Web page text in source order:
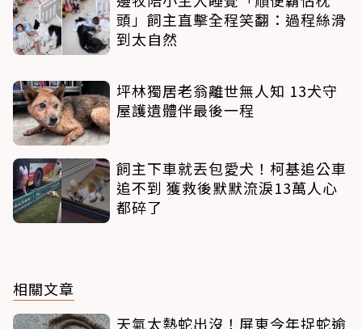
頭」飼主直擊全程笑翻：過程絲滑
到太自然
坪林獨居老翁離世無人知 13犬守
屋護遺體伴最後一程
飼主下車就丟包愛犬！柯基追公車
追不到 獲救後默默流淚13萬人心
都碎了
相關文章
天氣太熱蛇出沒！屏東今年捉蛇逾